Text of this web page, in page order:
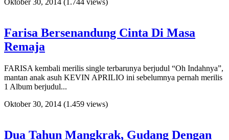
Oktober 30, 2014 (1.744 views)
Farisa Bersenandung Cinta Di Masa
Remaja
FARISA kembali merilis single terbarunya berjudul “Oh Indahnya”,
mantan anak asuh KEVIN APRILIO ini sebelumnya pernah merilis
1 Album berjudul...
Oktober 30, 2014 (1.459 views)
Dua Tahun Mangkrak, Gudang Dengan